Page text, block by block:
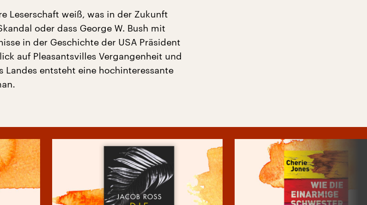
Leserschaft weiß, was in der Zukunft
oder dass George W. Bush mit
in der Geschichte der USA Präsident
auf Pleasantsvilles Vergangenheit und
Landes entsteht eine hochinteressante